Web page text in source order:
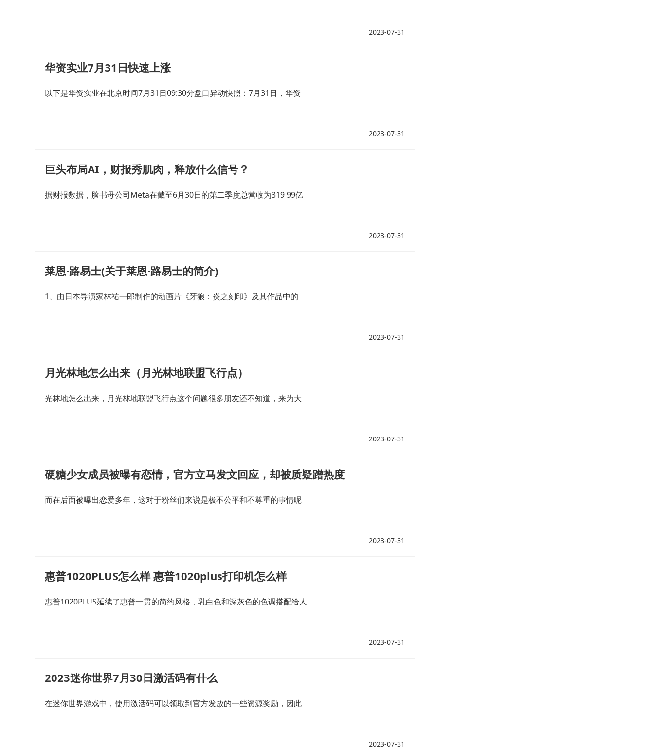
2023-07-31
华资实业7月31日快速上涨
以下是华资实业在北京时间7月31日09:30分盘口异动快照：7月31日，华资
2023-07-31
巨头布局AI，财报秀肌肉，释放什么信号？
据财报数据，脸书母公司Meta在截至6月30日的第二季度总营收为319 99亿
2023-07-31
莱恩·路易士(关于莱恩·路易士的简介)
1、由日本导演家林祐一郎制作的动画片《牙狼：炎之刻印》及其作品中的
2023-07-31
月光林地怎么出来（月光林地联盟飞行点）
光林地怎么出来，月光林地联盟飞行点这个问题很多朋友还不知道，来为大
2023-07-31
硬糖少女成员被曝有恋情，官方立马发文回应，却被质疑蹭热度
而在后面被曝出恋爱多年，这对于粉丝们来说是极不公平和不尊重的事情呢
2023-07-31
惠普1020PLUS怎么样 惠普1020plus打印机怎么样
惠普1020PLUS延续了惠普一贯的简约风格，乳白色和深灰色的色调搭配给人
2023-07-31
2023迷你世界7月30日激活码有什么
在迷你世界游戏中，使用激活码可以领取到官方发放的一些资源奖励，因此
2023-07-31